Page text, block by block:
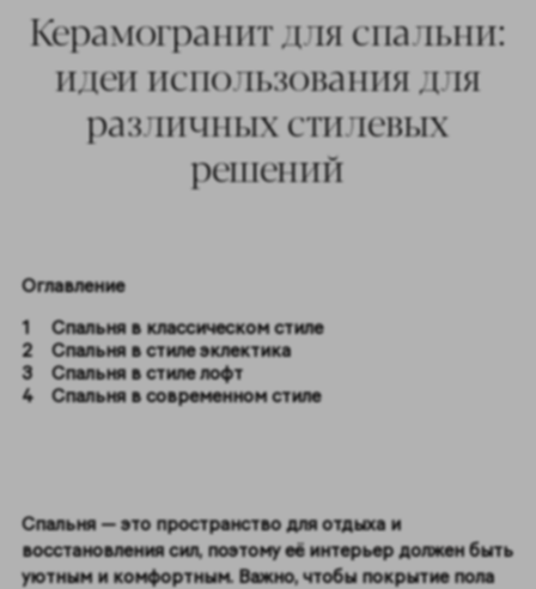
Керамогранит для спальни:
идеи использования для
различных стилевых
решений
Оглавление
Спальня в классическом стиле
Спальня в стиле эклектика
Спальня в стиле лофт
Спальня в современном стиле
Спальня — это пространство для отдыха и
восстановления сил, поэтому её интерьер должен быть
уютным и комфортным. Важно, чтобы покрытие пола